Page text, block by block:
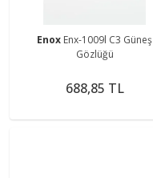
Enox Enx-1009l C3 Güneş
Gözlüğü
688,85 TL